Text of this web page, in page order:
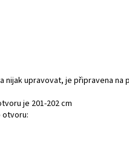
nijak upravovat, je připravena na
je 201-202 cm
otvoru: